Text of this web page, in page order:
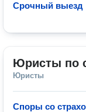
Срочный выезд
Юристы по
Юристы
Споры со